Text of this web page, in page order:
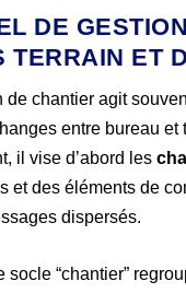
DE
TERRAIN ET
de chantier agit
entre bureau
il vise d’abord les
et des éléments de
dispersés.
“chantier”